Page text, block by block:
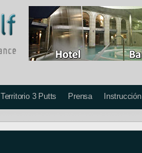
Territorio 3 Putts Prensa Instrucción